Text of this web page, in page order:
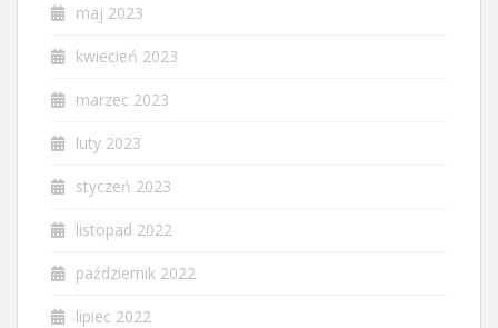
maj 2023
kwiecień 2023
marzec 2023
luty 2023
styczeń 2023
listopad 2022
październik 2022
lipiec 2022